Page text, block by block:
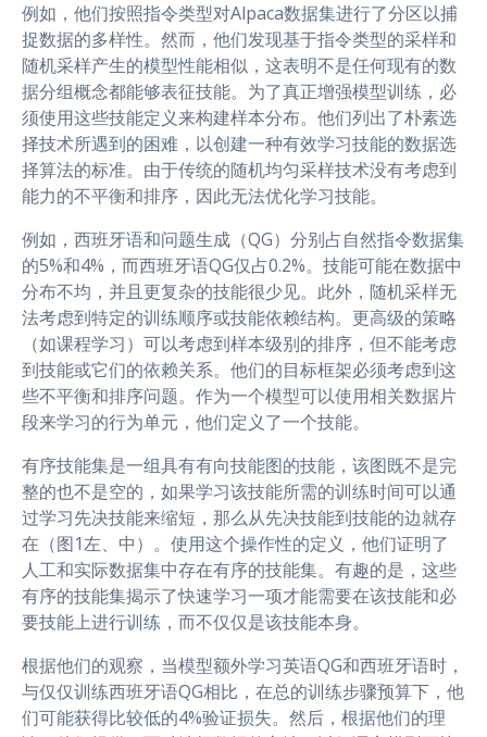
例如，他们按照指令类型对Alpaca数据集进行了分区以捕
捉数据的多样性。然而，他们发现基于指令类型的采样和
随机采样产生的模型性能相似，这表明不是任何现有的数
据分组概念都能够表征技能。为了真正增强模型训练，必
须使用这些技能定义来构建样本分布。他们列出了朴素选
择技术所遇到的困难，以创建一种有效学习技能的数据选
择算法的标准。由于传统的随机均匀采样技术没有考虑到
能力的不平衡和排序，因此无法优化学习技能。
例如，西班牙语和问题生成（QG）分别占自然指令数据集
的5%和4%，而西班牙语QG仅占0.2%。技能可能在数据中
分布不均，并且更复杂的技能很少见。此外，随机采样无
法考虑到特定的训练顺序或技能依赖结构。更高级的策略
（如课程学习）可以考虑到样本级别的排序，但不能考虑
到技能或它们的依赖关系。他们的目标框架必须考虑到这
些不平衡和排序问题。作为一个模型可以使用相关数据片
段来学习的行为单元，他们定义了一个技能。
有序技能集是一组具有有向技能图的技能，该图既不是完
整的也不是空的，如果学习该技能所需的训练时间可以通
过学习先决技能来缩短，那么从先决技能到技能的边就存
在（图1左、中）。使用这个操作性的定义，他们证明了
人工和实际数据集中存在有序的技能集。有趣的是，这些
有序的技能集揭示了快速学习一项才能需要在该技能和必
要技能上进行训练，而不仅仅是该技能本身。
根据他们的观察，当模型额外学习英语QG和西班牙语时，
与仅仅训练西班牙语QG相比，在总的训练步骤预算下，他
们可能获得比较低的4%验证损失。然后，根据他们的理